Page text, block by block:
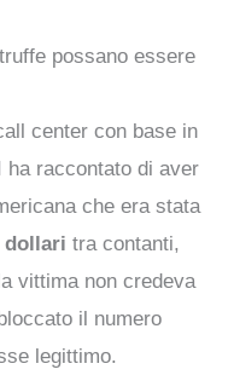
possano essere
center con base in
ha raccontato di aver
che era stata
dollari tra contanti,
vittima non credeva
il numero
legittimo.